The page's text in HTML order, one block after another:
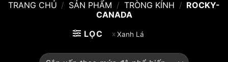
TRANG CHỦ / SẢN PHẨM / TRÒNG KÍNH / ROCKY-
CANADA
LỌC
Xanh Lá